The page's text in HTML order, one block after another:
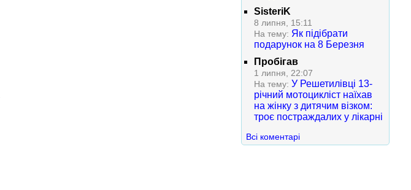
SisteriK
8 липня, 15:11
На тему: Як підібрати
подарунок на 8 Березня
Пробігав
1 липня, 22:07
На тему: У Решетилівці 13-
річний мотоцикліст наїхав
на жінку з дитячим візком:
троє постраждалих у лікарні
Всі коментарі